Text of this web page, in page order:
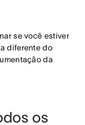
se você estiver
diferente do
da
os